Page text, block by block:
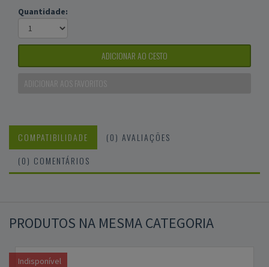
Quantidade:
ADICIONAR AO CESTO
ADICIONAR AOS FAVORITOS
COMPATIBILIDADE
(0) AVALIAÇÕES
(0) COMENTÁRIOS
PRODUTOS NA MESMA CATEGORIA
Indisponível